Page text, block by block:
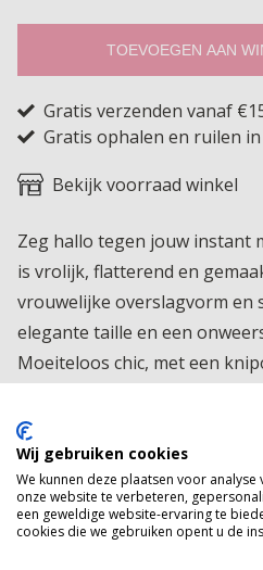
TOEVOEGEN AAN
Gratis verzenden vanaf
Gratis ophalen en ruilen
Bekijk voorraad winkel
Zeg hallo tegen jouw instant
is vrolijk, flatterend en
vrouwelijke overslagvorm en
elegante taille en een
Moeiteloos chic, met een
gewoon... omdat jij het wilt.
MAUDD!
Product kenmerken
Betaalinformatie
Wij gebruiken cookies
We kunnen deze plaatsen voor
onze website te verbeteren,
een geweldige website-ervaring te
cookies die we gebruiken opent u de